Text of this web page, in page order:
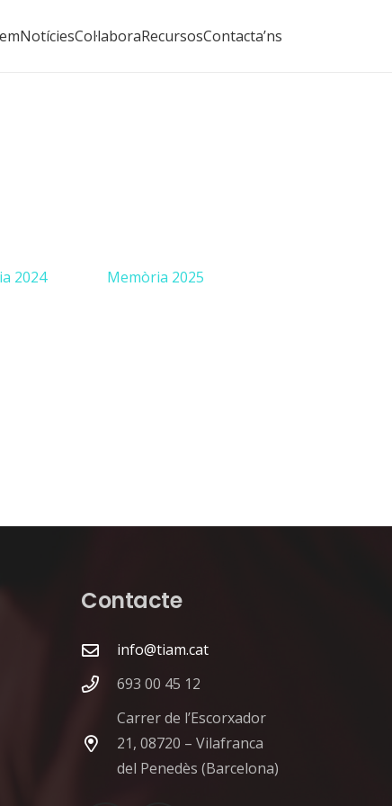
NotíciesCol·laboraRecursosContacta’ns
2024 Memòria 2025
Contacte
info@tiam.cat
693 00 45 12
Carrer de l’Escorxador
21, 08720 – Vilafranca
del Penedès (Barcelona)